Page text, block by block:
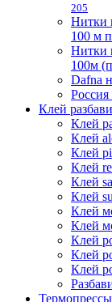
205
Нитки
100 м
Нитки
100м
Dafna
Клей
Клей
Клей
Клей
Клей
Клей
Клей
Клей
Клей
Клей
Клей
Клей